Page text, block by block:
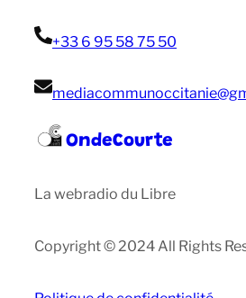
+33 6 95 58 75 50
OndeCourte
La webradio du Libre
Copyright © 2024 All Rights